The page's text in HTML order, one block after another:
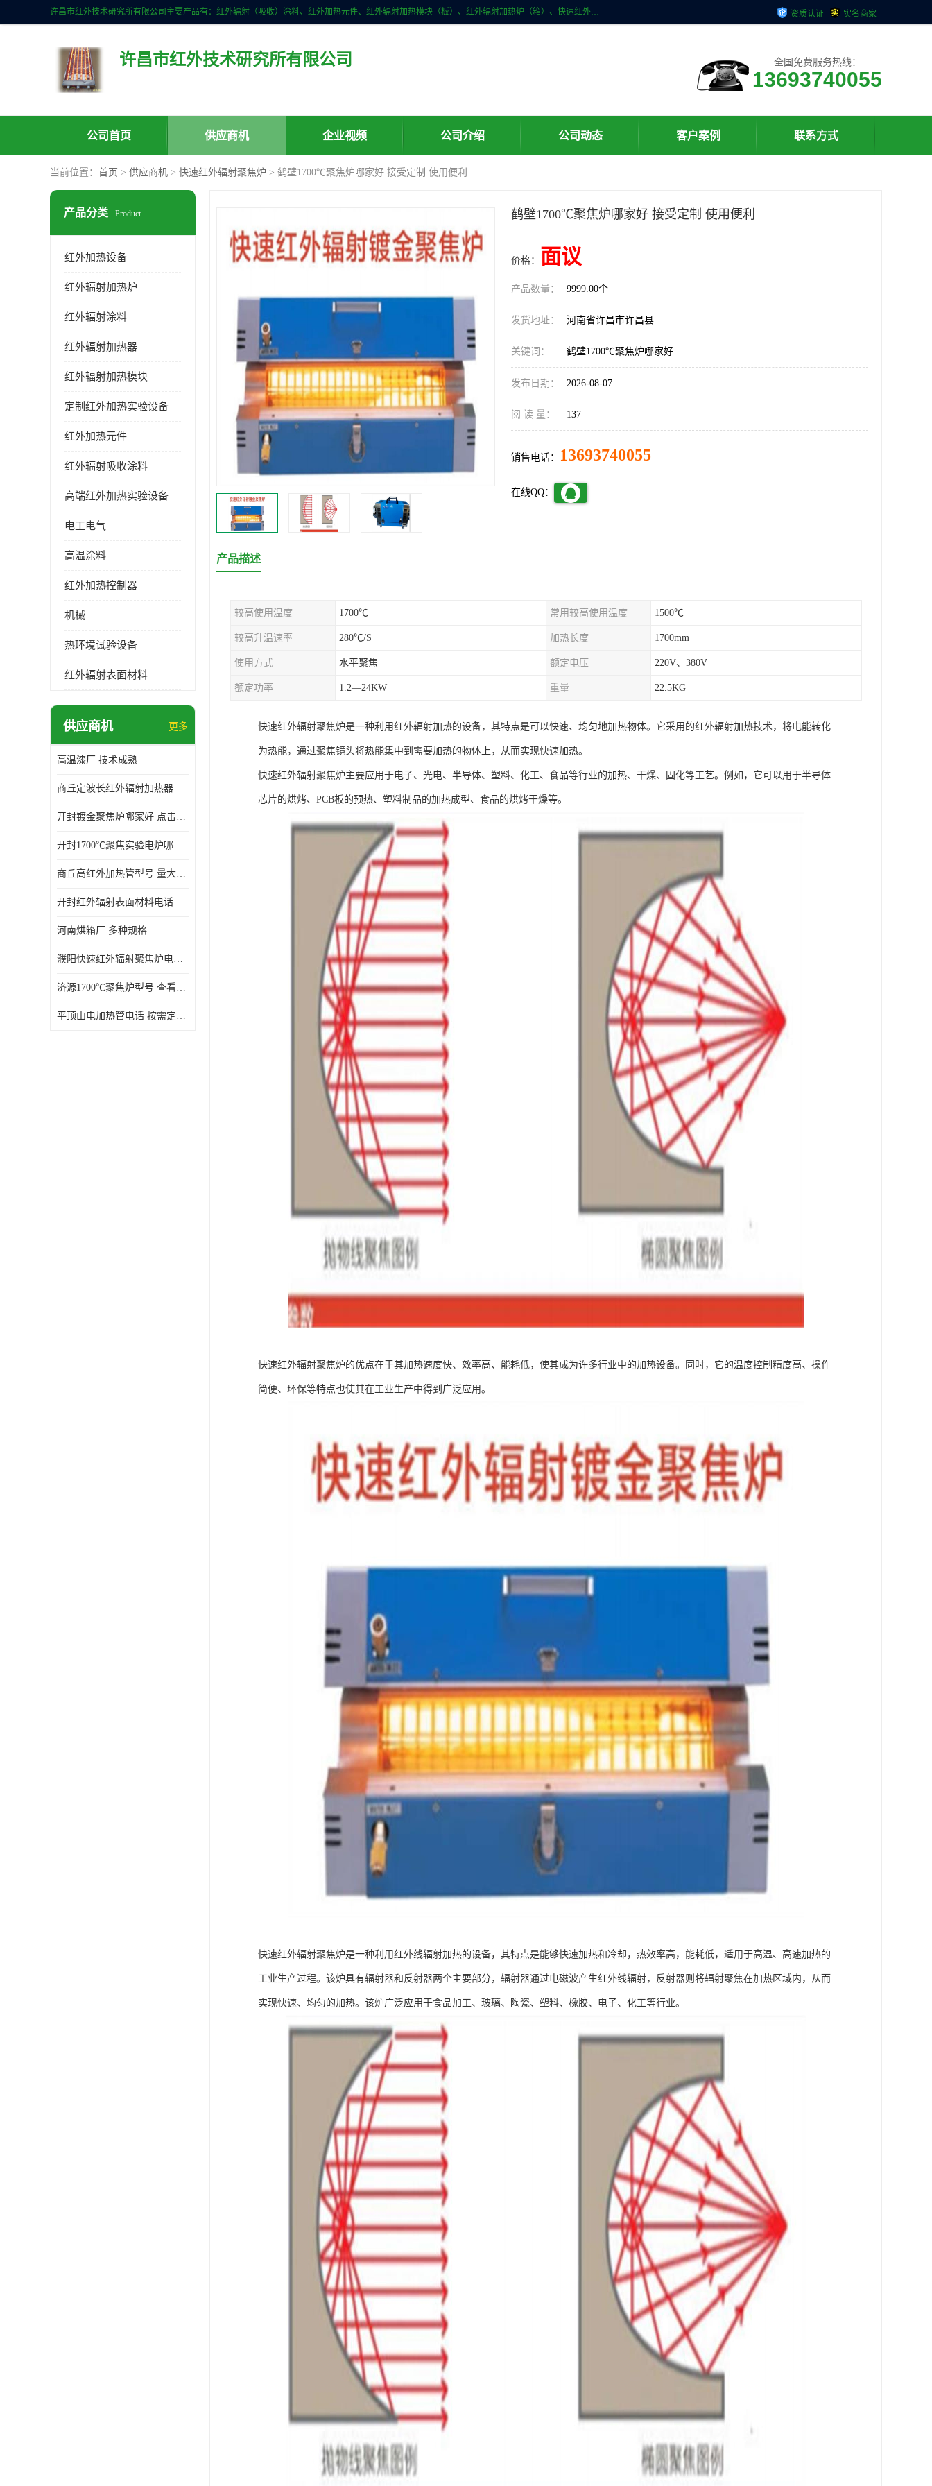
许昌市红外技术研究所有限公司主要产品有：红外辐射（吸收）涂料、红外加热元件、红外辐射加热模块（板）、红外辐射加热炉（箱）、快速红外辐射加热器、系列高端红外加热实验设备、系列红外加热控制器等。 资质认证 实名商家
许昌市红外技术研究所有限公司 全国免费服务热线：
13693740055
公司首页 供应商机 企业视频 公司介绍 公司动态 客户案例 联系方式
当前位置： 首页 > 供应商机 > 快速红外辐射聚焦炉 > 鹤壁1700℃聚焦炉哪家好 接受定制 使用便利
产品分类 Product
红外加热设备
红外辐射加热炉
红外辐射涂料
红外辐射加热器
红外辐射加热模块
定制红外加热实验设备
红外加热元件
红外辐射吸收涂料
高端红外加热实验设备
电工电气
高温涂料
红外加热控制器
机械
热环境试验设备
红外辐射表面材料
供应商机 更多
高温漆厂 技术成熟
商丘定波长红外辐射加热器厂家 安装简单
开封镀金聚焦炉哪家好 点击了解 标志明显
开封1700℃聚焦实验电炉哪家好 维护 实用性强
商丘高红外加热管型号 量大价优
开封红外辐射表面材料电话 操作方便 操作灵活
河南烘箱厂 多种规格
濮阳快速红外辐射聚焦炉电话 性能稳定
济源1700℃聚焦炉型号 查看详情
平顶山电加热管电话 按需定制 大量现货
鹤壁1700℃聚焦炉哪家好 接受定制 使用便利
价格： 面议
产品数量： 9999.00个
发货地址： 河南省许昌市许昌县
关键词： 鹤壁1700℃聚焦炉哪家好
发布日期： 2026-08-07
阅 读 量： 137
销售电话： 13693740055
在线QQ：
产品描述
较高使用温度 1700℃ 常用较高使用温度 1500℃
较高升温速率 280℃/S 加热长度 1700mm
使用方式 水平聚焦 额定电压 220V、380V
额定功率 1.2—24KW 重量 22.5KG
快速红外辐射聚焦炉是一种利用红外辐射加热的设备，其特点是可以快速、均匀地加热物体。它采用的红外辐射加热技术，将电能转化
为热能，通过聚焦镜头将热能集中到需要加热的物体上，从而实现快速加热。
快速红外辐射聚焦炉主要应用于电子、光电、半导体、塑料、化工、食品等行业的加热、干燥、固化等工艺。例如，它可以用于半导体
芯片的烘烤、PCB板的预热、塑料制品的加热成型、食品的烘烤干燥等。
快速红外辐射聚焦炉的优点在于其加热速度快、效率高、能耗低，使其成为许多行业中的加热设备。同时，它的温度控制精度高、操作
简便、环保等特点也使其在工业生产中得到广泛应用。
快速红外辐射聚焦炉是一种利用红外线辐射加热的设备，其特点是能够快速加热和冷却，热效率高，能耗低，适用于高温、高速加热的
工业生产过程。该炉具有辐射器和反射器两个主要部分，辐射器通过电磁波产生红外线辐射，反射器则将辐射聚焦在加热区域内，从而
实现快速、均匀的加热。该炉广泛应用于食品加工、玻璃、陶瓷、塑料、橡胶、电子、化工等行业。